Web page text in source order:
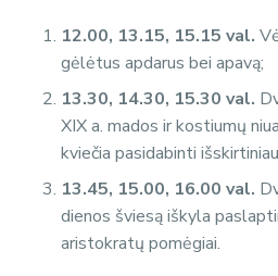
12.00, 13.15, 15.15 val.
gėlėtus apdarus bei apavą;
13.30, 14.30, 15.30 val.
XIX a. mados ir kostiumų
kviečia pasidabinti
13.45, 15.00, 16.00 val.
dienos šviesą iškyla
aristokratų pomėgiai.